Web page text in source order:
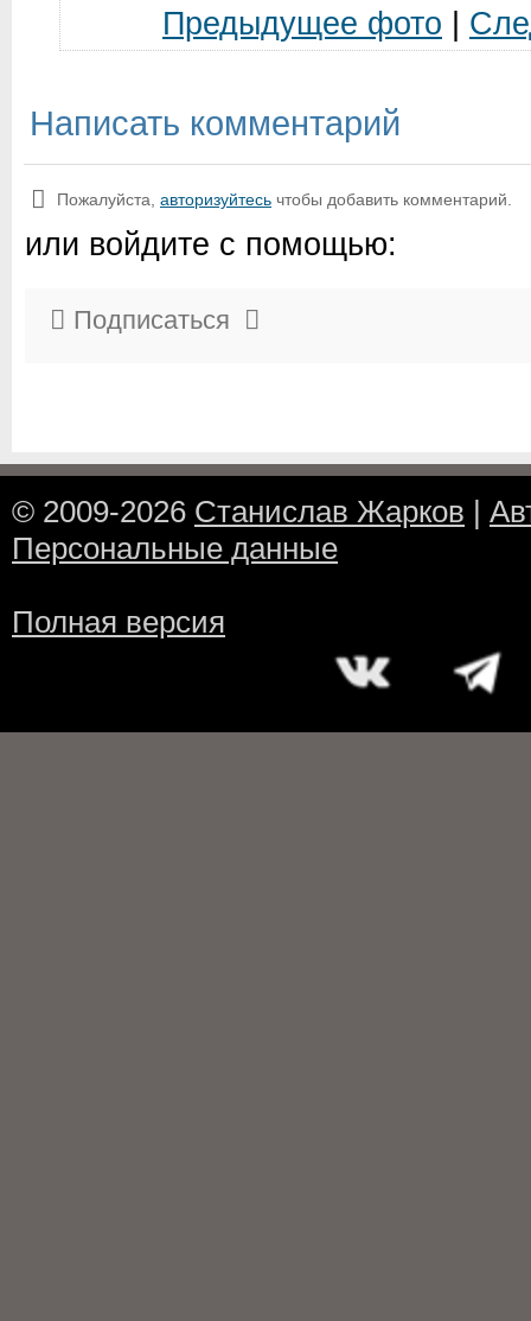
Предыдущее фото
Написать комментарий
Пожалуйста, авторизуйтесь чтобы добавить комментарий.
или войдите с помощью:
Подписаться
© 2009-2026 Станислав Жарков |
Персональные данные
Полная версия